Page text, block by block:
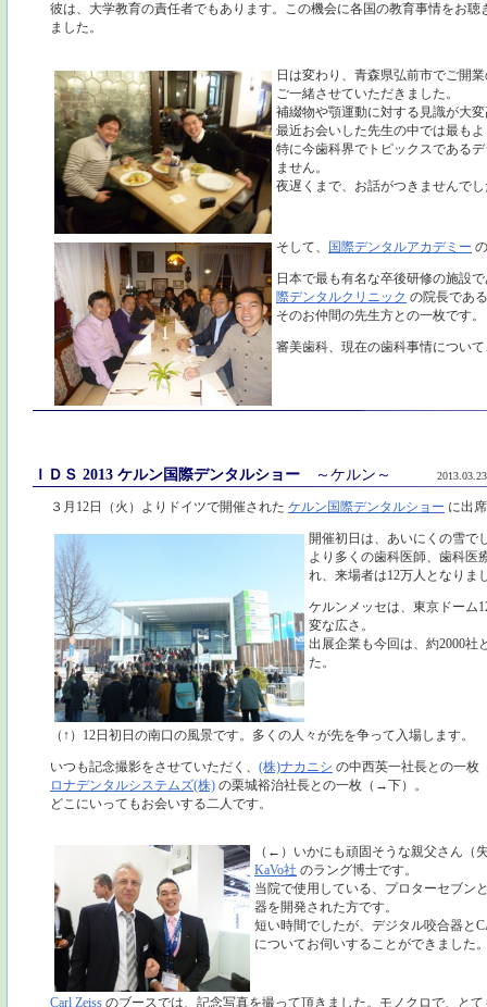
彼は、大学教育の責任者でもあります。この機会に各国の教育事情をお聴
ました。
日は変わり、青森県弘前市でご開
ご一緒させていただきました。
補綴物や顎運動に対する見識が大
最近お会いした先生の中では最も
特に今歯科界でトピックスである
ません。
夜遅くまで、お話がつきませんで
そして、 国際デンタルアカデミー
日本で最も有名な卒後研修の施設
際デンタルクリニック の院長であ
そのお仲間の先生方との一枚です。
審美歯科、現在の歯科事情につい
ＩＤＳ 2013 ケルン国際デンタルショー ～ケルン～ 2013.03.23
３月12日（火）よりドイツで開催された ケルン国際デンタルショー に出
開催初日は、あいにくの雪で
より多くの歯科医師、歯科医
れ、来場者は12万人となりま
ケルンメッセは、東京ドーム
変な広さ。
出展企業も今回は、約2000社
た。
（↑）12日初日の南口の風景です。多くの人々が先を争って入場します。
いつも記念撮影をさせていただく、 (株)ナカニシ の中西英一社長との一
ロナデンタルシステムズ(株) の栗城裕治社長との一枚（→下）。
どこにいってもお会いする二人です。
（←）いかにも頑固そうな親父さん（
KaVo社 のラング博士です。
当院で使用している、プロターセブン
器を開発された方です。
短い時間でしたが、デジタル咬合器と
についてお伺いすることができました
Carl Zeiss のブースでは、記念写真を撮って頂きました。モノクロで、と